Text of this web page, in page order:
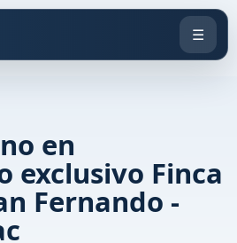
☰
en
exclusivo Finca
Fernando -